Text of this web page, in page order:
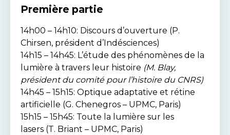
Première partie
14h00 – 14h10: Discours d’ouverture (P.
Chirsen, président d’Indésciences)
14h15 – 14h45: L’étude des phénomènes de la
lumière à travers leur histoire (M. Blay,
président du comité pour l’histoire du CNRS)
14h45 – 15h15: Optique adaptative et rétine
artificielle (G. Chenegros – UPMC, Paris)
15h15 – 15h45: Toute la lumière sur les
lasers (T. Briant – UPMC, Paris)